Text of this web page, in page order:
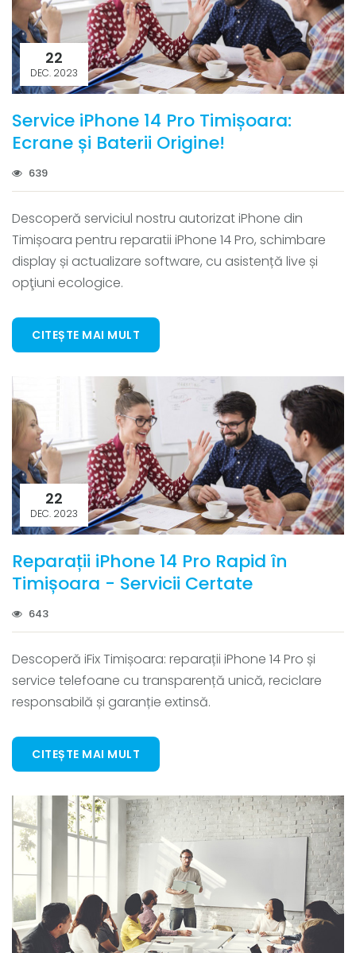
22
DEC. 2023
Service iPhone 14 Pro Timișoara:
Ecrane și Baterii Origine!
639
Descoperă serviciul nostru autorizat iPhone din
Timișoara pentru reparatii iPhone 14 Pro, schimbare
display și actualizare software, cu asistență live și
opţiuni ecologice.
CITEȘTE MAI MULT
22
DEC. 2023
Reparații iPhone 14 Pro Rapid în
Timișoara - Servicii Certate
643
Descoperă iFix Timișoara: reparații iPhone 14 Pro și
service telefoane cu transparență unică, reciclare
responsabilă și garanție extinsă.
CITEȘTE MAI MULT